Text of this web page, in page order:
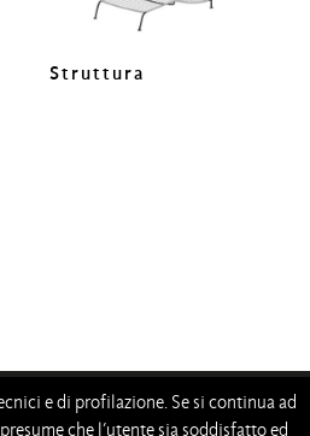
Struttura
— —
e di profilazione. Se si continua ad
che l’utente sia soddisfatto ed